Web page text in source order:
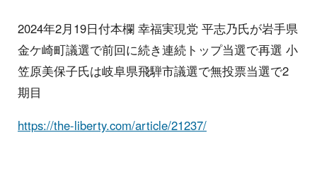
2024年2月19日付本欄 幸福実現党 平志乃氏が岩手県
金ケ崎町議選で前回に続き連続トップ当選で再選 小
笠原美保子氏は岐阜県飛騨市議選で無投票当選で2
期目
https://the-liberty.com/article/21237/